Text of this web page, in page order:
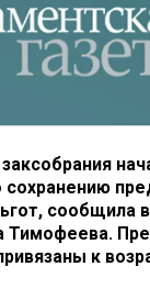
сохранению
сообщила
Тимофеева.
к